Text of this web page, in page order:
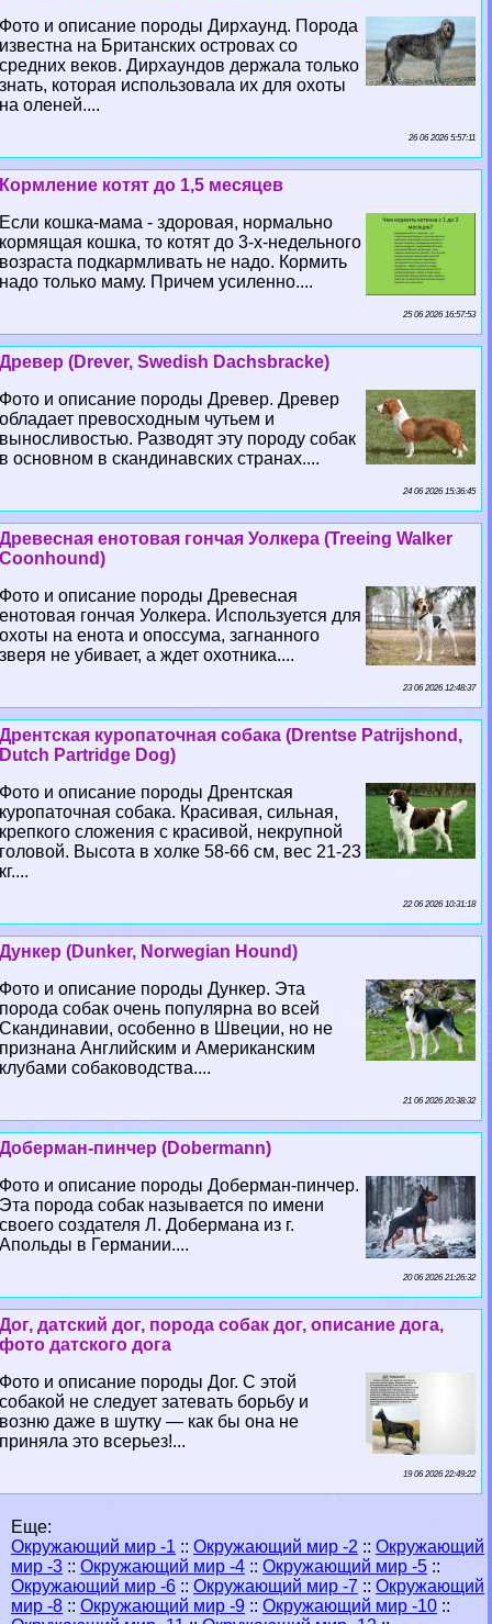
Фото и описание породы Дирхаунд. Порода
известна на Британских островах со
средних веков. Дирхаундов держала только
знать, которая использовала их для охоты
на оленей....
26 06 2026 5:57:11
Кормление котят до 1,5 месяцев
Если кошка-мама - здоровая, нормально
кормящая кошка, то котят до 3-х-недельного
возраста подкармливать не надо. Кормить
надо только маму. Причем усиленно....
25 06 2026 16:57:53
Древер (Drever, Swedish Dachsbracke)
Фото и описание породы Древер. Древер
обладает превосходным чутьем и
выносливостью. Разводят эту породу собак
в основном в скандинавских странах....
24 06 2026 15:36:45
Древесная енотовая гончая Уолкера (Treeing Walker
Coonhound)
Фото и описание породы Древесная
енотовая гончая Уолкера. Используется для
охоты на енота и опоссума, загнанного
зверя не убивает, а ждет охотника....
23 06 2026 12:48:37
Дрентская куропаточная собака (Drentse Patrijshond,
Dutch Partridge Dog)
Фото и описание породы Дрентская
куропаточная собака. Красивая, сильная,
крепкого сложения с красивой, некрупной
головой. Высота в холке 58-66 см, вес 21-23
кг....
22 06 2026 10:31:18
Дункер (Dunker, Norwegian Hound)
Фото и описание породы Дункер. Эта
порода собак очень популярна во всей
Скандинавии, особенно в Швеции, но не
признана Английским и Американским
клубами собаководства....
21 06 2026 20:38:32
Доберман-пинчер (Dobermann)
Фото и описание породы Доберман-пинчер.
Эта порода собак называется по имени
своего создателя Л. Добермана из г.
Апольды в Германии....
20 06 2026 21:26:32
Дог, датский дог, порода собак дог, описание дога,
фото датского дога
Фото и описание породы Дог. С этой
собакой не следует затевать борьбу и
возню даже в шутку — как бы она не
приняла это всерьез!...
19 06 2026 22:49:22
Еще:
Окружающий мир -1 :: Окружающий мир -2 :: Окружающий
мир -3 :: Окружающий мир -4 :: Окружающий мир -5 ::
Окружающий мир -6 :: Окружающий мир -7 :: Окружающий
мир -8 :: Окружающий мир -9 :: Окружающий мир -10 ::